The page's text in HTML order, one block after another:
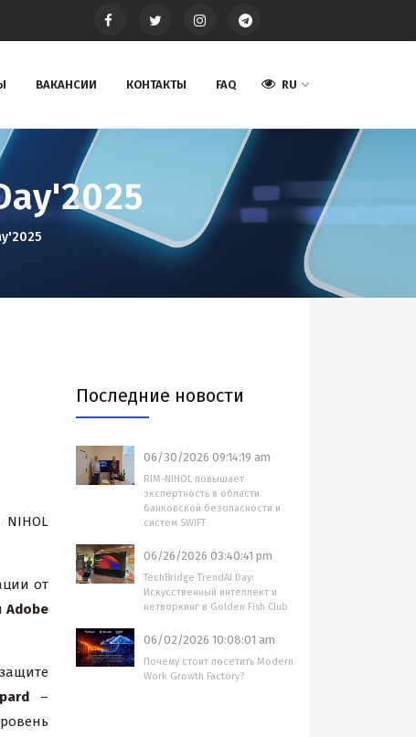
ВАКАНСИИ КОНТАКТЫ FAQ RU
NIHOL
от
Adobe
–
Последние новости
06/30/2026 09:14:19 am
RIM-NIHOL повышает
экспертность в области
банковской безопасности и
систем SWIFT
06/26/2026 03:40:41 pm
TechBridge TrendAI Day:
Искусственный интеллект и
нетворкинг в Golden Fish Club
06/02/2026 10:08:01 am
Почему стоит посетить Modern
Work Growth Factory?